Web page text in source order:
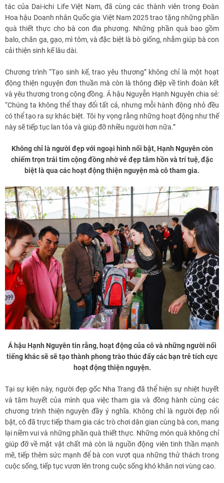
tác của Dai-ichi Life Việt Nam, đã cùng các thành viên trong Đoàn
Hoa hậu Doanh nhân Quốc gia Việt Nam 2025 trao tặng những phần
quà thiết thực cho bà con địa phương. Những phần quà bao gồm
balo, chăn ga, gạo, mì tôm, và đặc biệt là bò giống, nhằm giúp bà con
cải thiện sinh kế lâu dài.
Chương trình “Tạo sinh kế, trao yêu thương” không chỉ là một hoạt
động thiện nguyện đơn thuần mà còn là thông điệp về tình đoàn kết
và yêu thương trong cộng đồng. Á hậu Nguyễn Hạnh Nguyên chia sẻ:
“Chúng ta không thể thay đổi tất cả, nhưng mỗi hành động nhỏ đều
có thể tạo ra sự khác biệt. Tôi hy vọng rằng những hoạt động như thế
này sẽ tiếp tục lan tỏa và giúp đỡ nhiều người hơn nữa.”
Không chỉ là người đẹp với ngoại hình nổi bật, Hạnh Nguyên còn
chiếm trọn trái tim cộng đồng nhờ vẻ đẹp tâm hồn và trí tuệ, đặc
biệt là qua các hoạt động thiện nguyện mà cô tham gia.
Á hậu Hạnh Nguyên tin rằng, hoạt động của cô và những người nổi
tiếng khác sẽ sẽ tạo thành phong trào thúc đẩy các bạn trẻ tích cực
hoạt động thiện nguyện.
Tại sự kiện này, người đẹp gốc Nha Trang đã thể hiện sự nhiệt huyết
và tâm huyết của mình qua việc tham gia và đồng hành cùng các
chương trình thiện nguyện đầy ý nghĩa. Không chỉ là người đẹp nổi
bật, cô đã trực tiếp tham gia các trò chơi dân gian cùng bà con, mang
lại niềm vui và những phần quà thiết thực. Những món quà không chỉ
giúp đỡ về mặt vật chất mà còn là nguồn động viên tinh thần mạnh
mẽ, tiếp thêm sức mạnh để bà con vượt qua những thử thách trong
cuộc sống, tiếp tục vươn lên trong cuộc sống khó khăn nơi vùng cao.